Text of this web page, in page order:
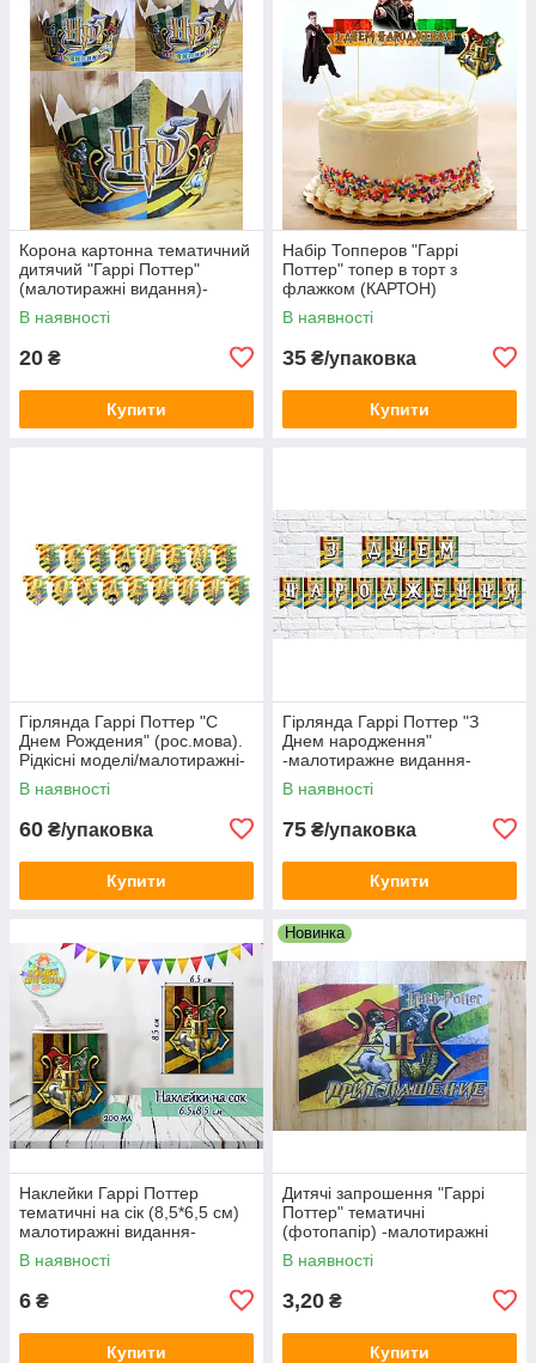
Корона картонна тематичний
дитячий "Гаррі Поттер"
(малотиражні видання)-
В наявності
20 ₴
Купити
Набір Топперов "Гаррі
Поттер" топер в торт з
флажком (КАРТОН)
(Українською)
В наявності
35 ₴/упаковка
Купити
Гірлянда Гаррі Поттер "С
Днем Рождения" (рос.мова).
Рідкісні моделі/малотиражні-
Російською
В наявності
60 ₴/упаковка
Купити
Гірлянда Гаррі Поттер "З
Днем народження"
-малотиражне видання-
малотиражне видання-
Українською
В наявності
75 ₴/упаковка
Купити
Наклейки Гаррі Поттер
тематичні на сік (8,5*6,5 см)
малотиражні видання-
В наявності
6 ₴
Купити
Новинка
Дитячі запрошення "Гаррі
Поттер" тематичні
(фотопапір) -малотиражні
видання - Російською
В наявності
3,20 ₴
Купити